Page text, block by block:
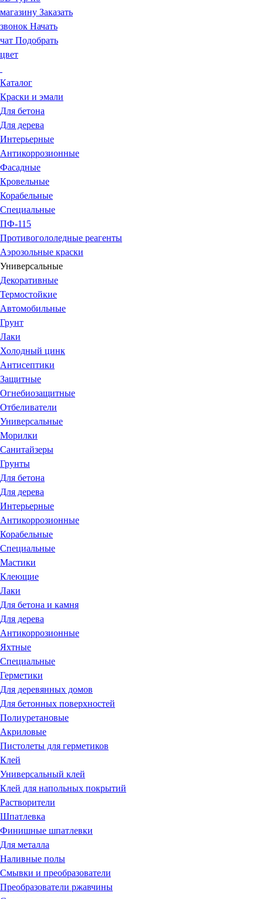
магазину Заказать
звонок Начать
чат Подобрать
цвет
Каталог
Краски и эмали
Для бетона
Для дерева
Интерьерные
Антикоррозионные
Фасадные
Кровельные
Корабельные
Специальные
ПФ-115
Противогололедные реагенты
Аэрозольные краски
Универсальные
Декоративные
Термостойкие
Автомобильные
Грунт
Лаки
Холодный цинк
Антисептики
Защитные
Огнебиозащитные
Отбеливатели
Универсальные
Морилки
Санитайзеры
Грунты
Для бетона
Для дерева
Интерьерные
Антикоррозионные
Корабельные
Специальные
Мастики
Клеющие
Лаки
Для бетона и камня
Для дерева
Антикоррозионные
Яхтные
Специальные
Герметики
Для деревянных домов
Для бетонных поверхностей
Полиуретановые
Акриловые
Пистолеты для герметиков
Клей
Универсальный клей
Клей для напольных покрытий
Растворители
Шпатлевка
Финишные шпатлевки
Для металла
Наливные полы
Смывки и преобразователи
Преобразователи ржавчины